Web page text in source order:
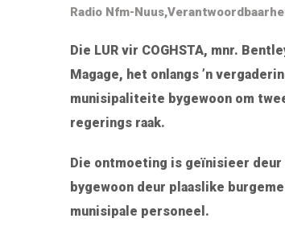
Radio Nfm-Nuus,
Die LUR vir COGHSTA, mnr.
Magage, het onlangs ’n
munisipaliteite bygewoon om
regerings raak.
Die ontmoeting is geïnisieer
bygewoon deur plaaslike
munisipale personeel.